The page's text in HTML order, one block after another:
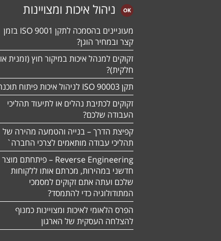
ניהול איכות ומצויינות
מעוניינים בהסמכה לתקן ISO 9001 בזמן
קצר ובמחיר הוגן?
זקוקים למנהל איכות במיקור חוץ (זמנית או
חלקית)?
תקן ISO 90003 לניהול איכות פיתוח תוכנה
זקוקים לכתיבת נהלים או לתיעוד תהליכי
העבודה שלכם?
קפיצת הדרך – בנייה והטמעה מהירה של
תהליכי עבודה מותאמים לצרכי החברה`
Reverse Engineering – פיתחתם מוצר
חדשני במהירות, מכרתם אותו ללקוחות
שלכם ועתה אתם זקוקים למסמכי
המתודולוגיה כדי להתמסד?
הפרס הלאומי לאיכות ומצויינות כמנוף
להצלחה העסקית של הארגון